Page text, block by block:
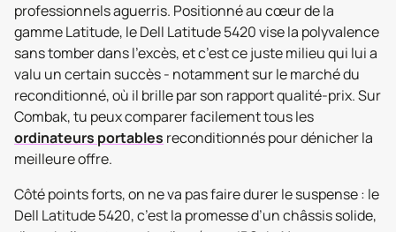
professionnels aguerris. Positionné au cœur de la
gamme Latitude, le Dell Latitude 5420 vise la polyvalence
sans tomber dans l’excès, et c’est ce juste milieu qui lui a
valu un certain succès - notamment sur le marché du
reconditionné, où il brille par son rapport qualité-prix. Sur
Combak, tu peux comparer facilement tous les
ordinateurs portables reconditionnés pour dénicher la
meilleure offre.
Côté points forts, on ne va pas faire durer le suspense : le
Dell Latitude 5420, c’est la promesse d’un châssis solide,